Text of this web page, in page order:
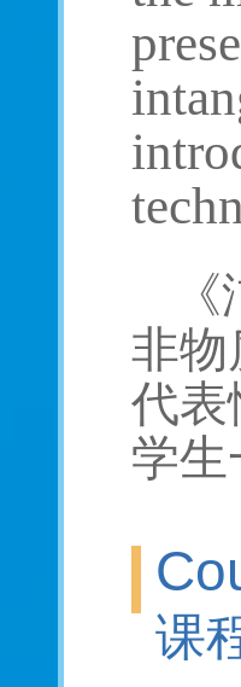
非物
代表
学生
课